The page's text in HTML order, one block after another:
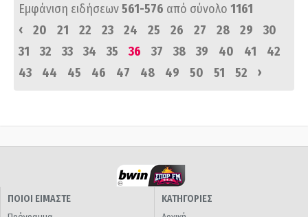
Εμφάνιση ειδήσεων561-576 από σύνολο 1161
‹
20 21 22 23 24 25 26 27 28 29
30
31
32 33 34 35 36 37 38 39 40 41
42
43
44 45 46 47 48 49 50 51 52 ›
ΠΟΙΟΙ ΕΙΜΑΣΤΕ
ΚΑΤΗΓΟΡΙΕΣ